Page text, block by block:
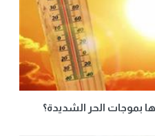
بموجات الحر الشديدة؟